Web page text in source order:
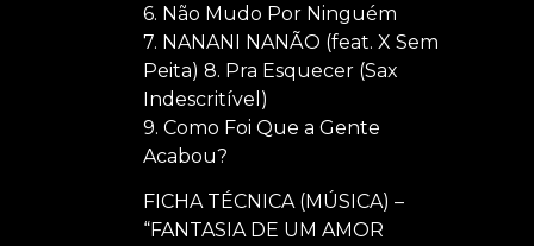
6. Não Mudo Por Ninguém
7. NANANI NANÃO (feat. X Sem
Peita) 8. Pra Esquecer (Sax
Indescritível)
9. Como Foi Que a Gente
Acabou?
FICHA TÉCNICA (MÚSICA) –
“FANTASIA DE UM AMOR